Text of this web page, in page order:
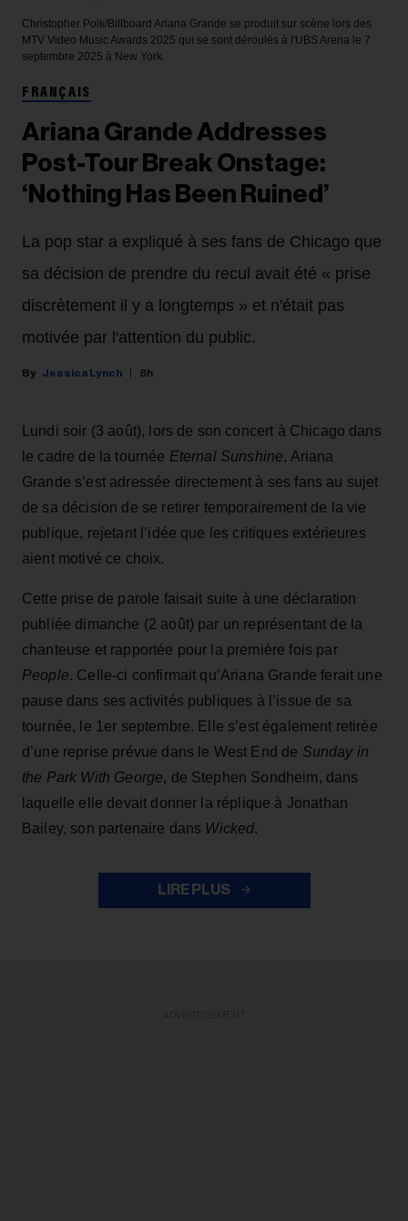
Christopher Polk/Billboard Ariana Grande se produit sur scène lors des
MTV Video Music Awards 2025 qui se sont déroulés à l'UBS Arena le 7
septembre 2025 à New York.
FRANÇAIS
Ariana Grande Addresses
Post-Tour Break Onstage:
‘Nothing Has Been Ruined’
La pop star a expliqué à ses fans de Chicago que
sa décision de prendre du recul avait été « prise
discrètement il y a longtemps » et n'était pas
motivée par l'attention du public.
Jessica Lynch 8h
Lundi soir (3 août), lors de son concert à Chicago dans
le cadre de la tournée Eternal Sunshine, Ariana
Grande s’est adressée directement à ses fans au sujet
de sa décision de se retirer temporairement de la vie
publique, rejetant l’idée que les critiques extérieures
aient motivé ce choix.
Cette prise de parole faisait suite à une déclaration
publiée dimanche (2 août) par un représentant de la
chanteuse et rapportée pour la première fois par
People. Celle-ci confirmait qu’Ariana Grande ferait une
pause dans ses activités publiques à l’issue de sa
tournée, le 1er septembre. Elle s’est également retirée
d’une reprise prévue dans le West End de Sunday in
the Park With George, de Stephen Sondheim, dans
laquelle elle devait donner la réplique à Jonathan
Bailey, son partenaire dans Wicked.
LIRE PLUS